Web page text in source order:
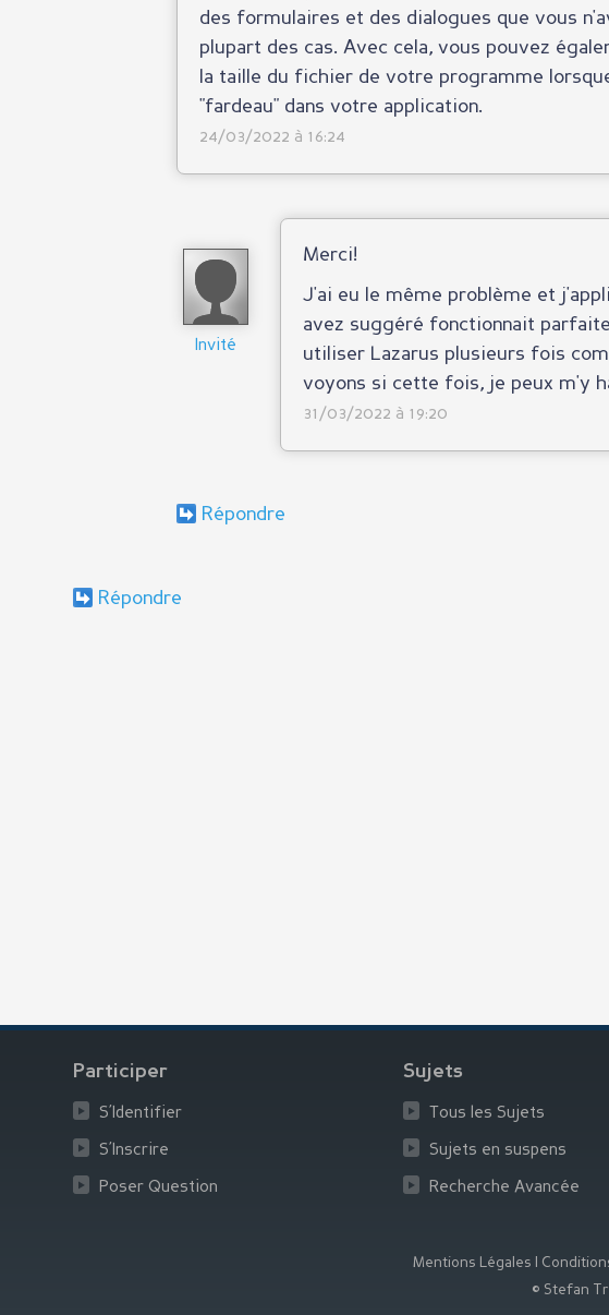
des formulaires et des dialogues que vous
plupart des cas. Avec cela, vous pouvez
la taille du fichier de votre programme
"fardeau" dans votre application.
24/03/2022 à 16:24
Invité
Merci!
J'ai eu le même problème et
avez suggéré fonctionnait
utiliser Lazarus plusieurs fois
voyons si cette fois, je peux m'y
31/03/2022 à 19:20
Répondre
Répondre
Participer
S’Identifier
S’Inscrire
Poser Question
Sujets
Tous les Sujets
Sujets en suspens
Recherche Avancée
Mentions Légales
© Stefan